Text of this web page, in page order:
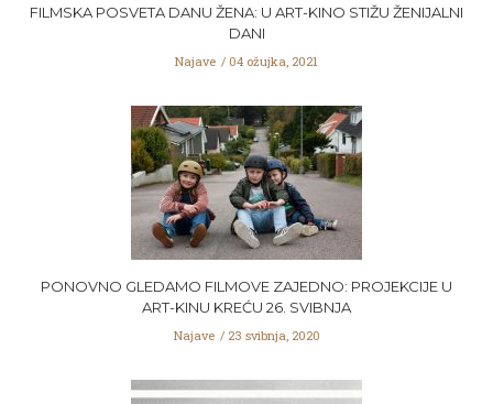
FILMSKA POSVETA DANU ŽENA: U ART-KINO STIŽU ŽENIJALNI
DANI
Najave 04 ožujka, 2021
PONOVNO GLEDAMO FILMOVE ZAJEDNO: PROJEKCIJE U
ART-KINU KREĆU 26. SVIBNJA
Najave 23 svibnja, 2020